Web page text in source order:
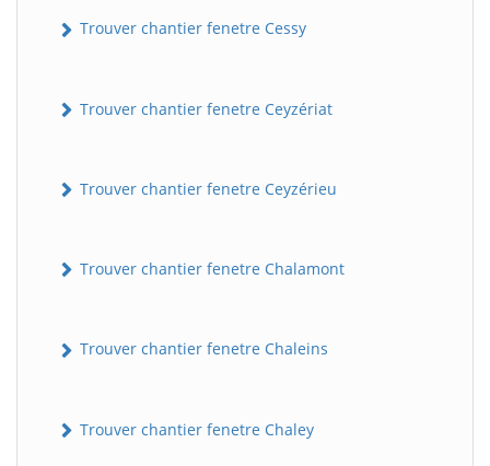
Trouver chantier fenetre Cessy
Trouver chantier fenetre Ceyzériat
Trouver chantier fenetre Ceyzérieu
Trouver chantier fenetre Chalamont
Trouver chantier fenetre Chaleins
Trouver chantier fenetre Chaley